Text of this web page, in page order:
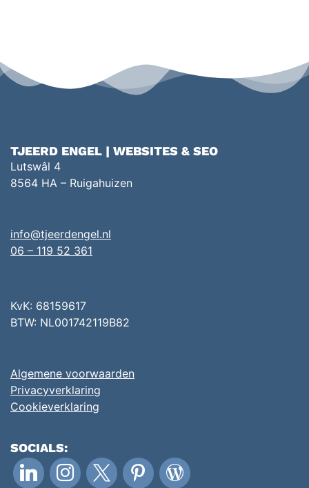
TJEERD ENGEL | WEBSITES & SEO
Lutswâl 4
8564 HA – Ruigahuizen
info@tjeerdengel.nl
06 – 119 52 361
KvK: 68159617
BTW: NL001742119B82
Algemene voorwaarden
Privacyverklaring
Cookieverklaring
SOCIALS:
linkedininstagram
x pinterestwordpress